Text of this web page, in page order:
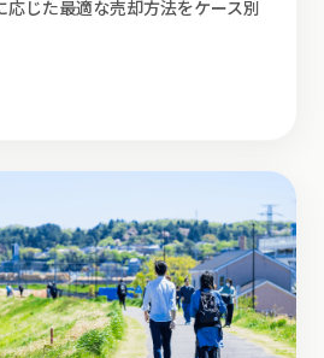
応じた最適な売却方法をケース別